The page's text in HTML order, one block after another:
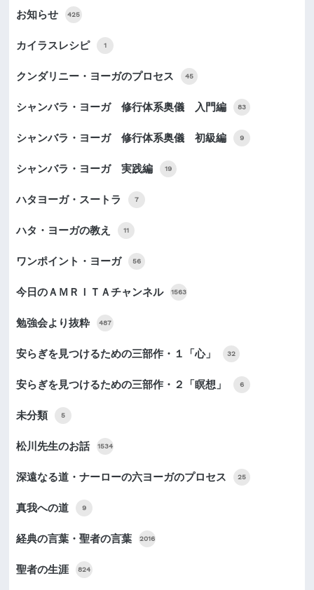
お知らせ 425
カイラスレシピ 1
クンダリニー・ヨーガのプロセス 45
シャンバラ・ヨーガ 修行体系奥儀 入門編 83
シャンバラ・ヨーガ 修行体系奥儀 初級編 9
シャンバラ・ヨーガ 実践編 19
ハタヨーガ・スートラ 7
ハタ・ヨーガの教え 11
ワンポイント・ヨーガ 56
今日のＡＭＲＩＴＡチャンネル 1563
勉強会より抜粋 487
安らぎを見つけるための三部作・１「心」 32
安らぎを見つけるための三部作・２「瞑想」 6
未分類 5
松川先生のお話 1534
深遠なる道・ナーローの六ヨーガのプロセス 25
真我への道 9
経典の言葉・聖者の言葉 2016
聖者の生涯 824